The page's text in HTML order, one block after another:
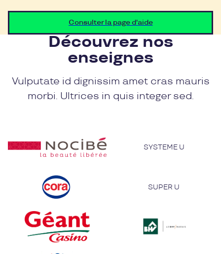
Consulter la page d'aide
Découvrez nos
enseignes
Vulputate id dignissim amet cras mauris
morbi. Ultrices in quis integer sed.
SYSTEME U
SUPER U